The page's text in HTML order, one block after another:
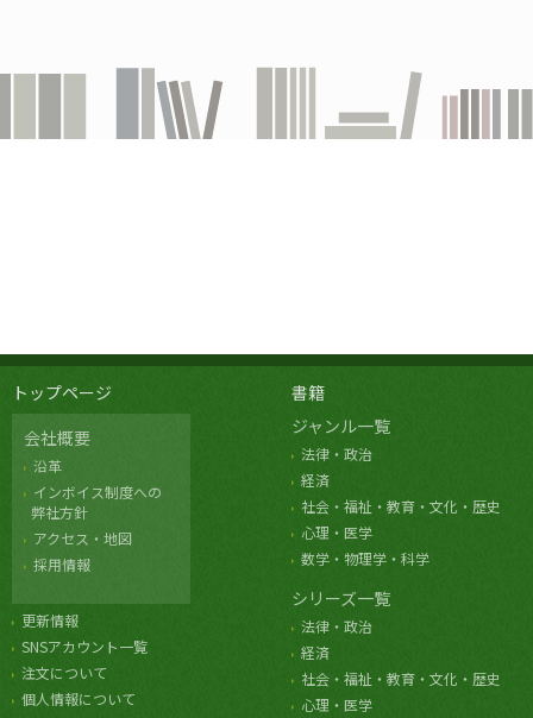
トップページ
会社概要
沿革
インボイス制度への
弊社方針
アクセス・地図
採用情報
更新情報
SNSアカウント一覧
注文について
個人情報について
書籍
ジャンル一覧
法律・政治
経済
社会・福祉・教育・文化・歴史
心理・医学
数学・物理学・科学
シリーズ一覧
法律・政治
経済
社会・福祉・教育・文化・歴史
心理・医学